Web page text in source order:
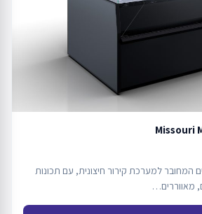
Missouri
המחובר למערכת קירור חיצונית, עם תכונות
מאווררים…